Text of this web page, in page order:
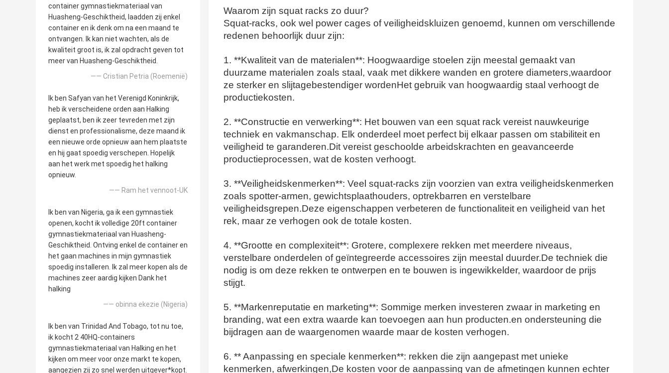
container gymnastiekmateriaal van
Huasheng-Geschiktheid, laadden zij enkel
container en ik denk om na een maand te
ontvangen. Ik kan niet wachten, als de
kwaliteit groot is, ik zal opdracht geven tot
meer van Huasheng-Geschiktheid.
—— Cristian Petria (Roemenië)
Ik ben Safyan van het Verenigd Koninkrijk,
heb ik verscheidene orden aan Halking
geplaatst, ben ik zeer tevreden met zijn
dienst en professionalisme, deze maand ik
een nieuwe orde opnieuw aan hem plaatste
en hij gaat spoedig verschepen. Hopelijk
aan het werk met spoedig het halking
opnieuw.
—— Ram het vennoot-UK
Ik ben van Nigeria, ga ik een gymnastiek
openen, kocht ik volledige 20ft container
gymnastiekmateriaal van Huasheng-
Geschiktheid. Ontving enkel de container en
het gaan machines in mijn gymnastiek
spoedig installeren. Ik zal meer kopen als de
machines zeer aardig kijken Dank het
halking
—— obinna ekezie (Nigeria)
Ik ben van Trinidad And Tobago, tot nu toe,
ik kocht 2 40HQ-containers
gymnastiekmateriaal van Halking en het
kijken om meer voor onze markt te kopen,
aangezien zij zo snel werden uitgever*kopt.
Waarom zijn squat racks zo duur?
Squat-racks, ook wel power cages of veiligheidskluizen genoemd, kunnen om verschillende
redenen behoorlijk duur zijn:
1. **Kwaliteit van de materialen**: Hoogwaardige stoelen zijn meestal gemaakt van
duurzame materialen zoals staal, vaak met dikkere wanden en grotere diameters,waardoor
ze sterker en slijtagebestendiger wordenHet gebruik van hoogwaardig staal verhoogt de
productiekosten.
2. **Constructie en verwerking**: Het bouwen van een squat rack vereist nauwkeurige
techniek en vakmanschap. Elk onderdeel moet perfect bij elkaar passen om stabiliteit en
veiligheid te garanderen.Dit vereist geschoolde arbeidskrachten en geavanceerde
productieprocessen, wat de kosten verhoogt.
3. **Veiligheidskenmerken**: Veel squat-racks zijn voorzien van extra veiligheidskenmerken
zoals spotter-armen, gewichtsplaathouders, optrekbarren en verstelbare
veiligheidsgrepen.Deze eigenschappen verbeteren de functionaliteit en veiligheid van het
rek, maar ze verhogen ook de totale kosten.
4. **Grootte en complexiteit**: Grotere, complexere rekken met meerdere niveaus,
verstelbare onderdelen of geïntegreerde accessoires zijn meestal duurder.De techniek die
nodig is om deze rekken te ontwerpen en te bouwen is ingewikkelder, waardoor de prijs
stijgt.
5. **Markenreputatie en marketing**: Sommige merken investeren zwaar in marketing en
branding, wat een extra waarde kan toevoegen aan hun producten.en ondersteuning die
bijdragen aan de waargenomen waarde maar de kosten verhogen.
6. ** Aanpassing en speciale kenmerken**: rekken die zijn aangepast met unieke
kenmerken, afwerkingen,De kosten voor de aanpassing van de afmetingen kunnen echter